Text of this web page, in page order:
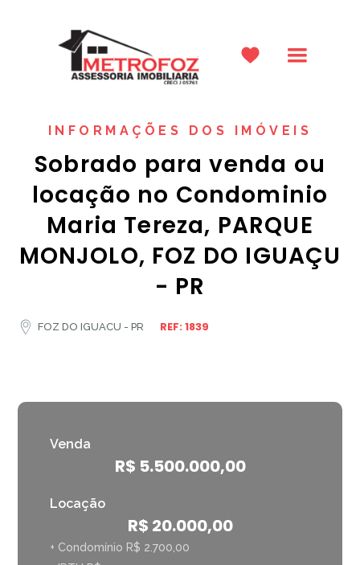
INFORMAÇÕES DOS IMÓVEIS
Sobrado para venda ou
locação no Condominio
Maria Tereza, PARQUE
MONJOLO, FOZ DO IGUAÇU
- PR
FOZ DO IGUACU - PR REF: 1839
Venda
R$ 5.500.000,00
Locação
R$ 20.000,00
+ Condomínio R$ 2.700,00